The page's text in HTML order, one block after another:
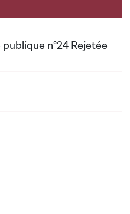
n°24 Rejetée